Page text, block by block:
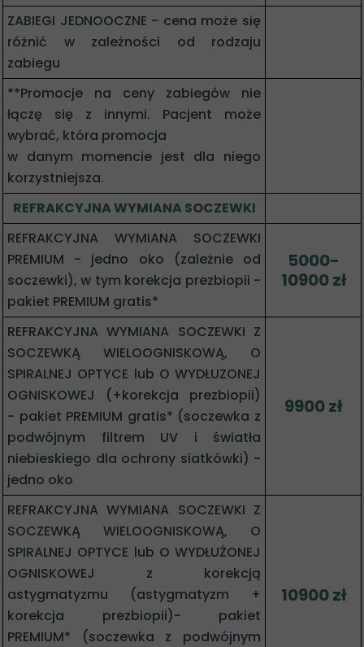
ZABIEGI JEDNOOCZNE - cena może się
różnić w zależności od rodzaju
zabiegu
**Promocje na ceny zabiegów nie
łączę się z innymi. Pacjent może
wybrać, która promocja
w danym momencie jest dla niego
korzystniejsza.
REFRAKCYJNA WYMIANA SOCZEWKI
REFRAKCYJNA WYMIANA SOCZEWKI
PREMIUM - jedno oko (zależnie od
soczewki), w tym korekcja prezbiopii -
pakiet PREMIUM gratis*
5000-
10900 zł
REFRAKCYJNA WYMIANA SOCZEWKI Z
SOCZEWKĄ WIELOOGNISKOWĄ, O
SPIRALNEJ OPTYCE lub O WYDŁUZONEJ
OGNISKOWEJ (+korekcja prezbiopii)
- pakiet PREMIUM gratis* (soczewka z
podwójnym filtrem UV i światła
niebieskiego dla ochrony siatkówki) -
jedno oko
9900 zł
REFRAKCYJNA WYMIANA SOCZEWKI Z
SOCZEWKĄ WIELOOGNISKOWĄ, O
SPIRALNEJ OPTYCE lub O WYDŁUŻONEJ
OGNISKOWEJ z korekcją
astygmatyzmu (astygmatyzm +
korekcja prezbiopii)- pakiet
PREMIUM* (soczewka z podwójnym
10900 zł